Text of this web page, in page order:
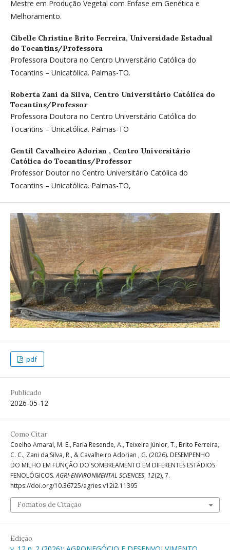
Mestre em Produção Vegetal com Ênfase em Genética e
Melhoramento.
Cibelle Christine Brito Ferreira, Universidade Estadual
do Tocantins/Professora
Professora Doutora no Centro Universitário Católica do
Tocantins – Unicatólica. Palmas-TO.
Roberta Zani da Silva, Centro Universitário Católica do
Tocantins/Professor
Professora Doutora no Centro Universitário Católica do
Tocantins – Unicatólica. Palmas-TO
Gentil Cavalheiro Adorian , Centro Universitário
Católica do Tocantins/Professor
Professor Doutor no Centro Universitário Católica do
Tocantins – Unicatólica. Palmas-TO,
pdf
Publicado
2026-05-12
Como Citar
Coelho Amaral, M. E., Faria Resende, A., Teixeira Júnior, T., Brito Ferreira,
C. C., Zani da Silva, R., & Cavalheiro Adorian , G. (2026). DESEMPENHO
DO MILHO EM FUNÇÃO DO SOMBREAMENTO EM DIFERENTES ESTÁDIOS
FENOLÓGICOS.AGRI-ENVIRONMENTAL SCIENCES, 12(2), 7.
https://doi.org/10.36725/agries.v12i2.11395
Fomatos de Citação
Edição